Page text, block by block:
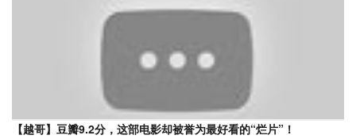
【越哥】豆瓣9.2分，这部电影却被誉为最好看的“烂片”！